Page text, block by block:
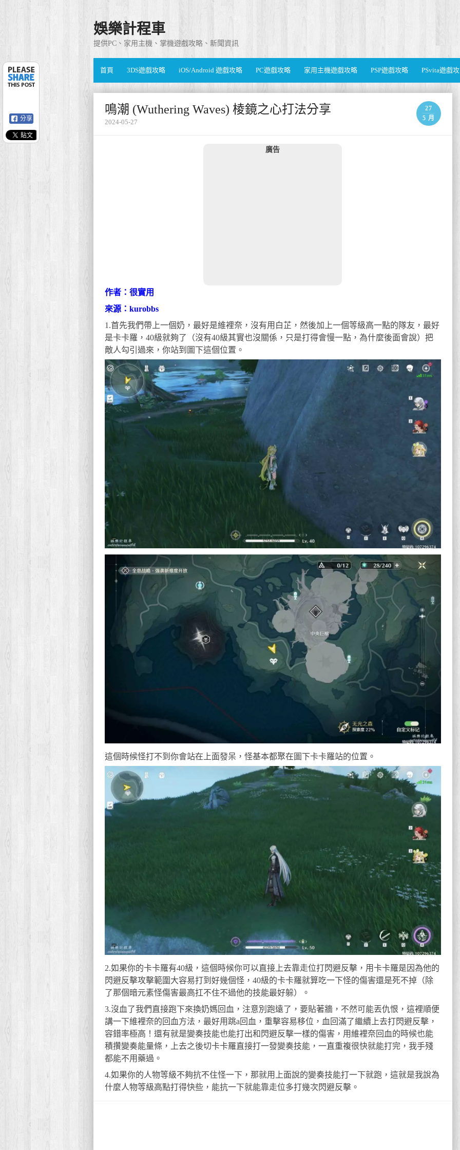
娛樂計程車
提供PC、家用主機、掌機遊戲攻略、新聞資訊
首頁 3DS遊戲攻略 iOS/Android 遊戲攻略 PC遊戲攻略 家用主機遊戲攻略 PSP遊戲攻略 PSvita遊戲
鳴潮 (Wuthering Waves) 棱鏡之心打法分享
27
5 月
2024-05-27
廣告
作者：很實用
來源：kurobbs
1.首先我們帶上一個奶，最好是維裡奈，沒有用白芷，然後加上一個等級高一點的隊友，最好
是卡卡羅，40級就夠了（沒有40級其實也沒關係，只是打得會慢一點，為什麼後面會說）把
敵人勾引過來，你站到圖下這個位置。
這個時候怪打不到你會站在上面發呆，怪基本都聚在圖下卡卡羅站的位置。
2.如果你的卡卡羅有40級，這個時候你可以直接上去靠走位打閃避反擊，用卡卡羅是因為他的
閃避反擊攻擊範圍大容易打到好幾個怪，40級的卡卡羅就算吃一下怪的傷害還是死不掉（除
了那個暗元素怪傷害最高扛不住不過他的技能最好躲）。
3.沒血了我們直接跑下來換奶媽回血，注意別跑遠了，要貼著牆，不然可能丟仇恨，這裡順便
講一下維裡奈的回血方法，最好用跳a回血，重擊容易移位，血回滿了繼續上去打閃避反擊，
容錯率極高！還有就是變奏技能也能打出和閃避反擊一樣的傷害，用維裡奈回血的時候也能
積攢變奏能量條，上去之後切卡卡羅直接打一發變奏技能，一直重複很快就能打完，我手殘
都能不用藥過。
4.如果你的人物等級不夠抗不住怪一下，那就用上面說的變奏技能打一下就跑，這就是我說為
什麼人物等級高點打得快些，能抗一下就能靠走位多打幾次閃避反擊。
分享